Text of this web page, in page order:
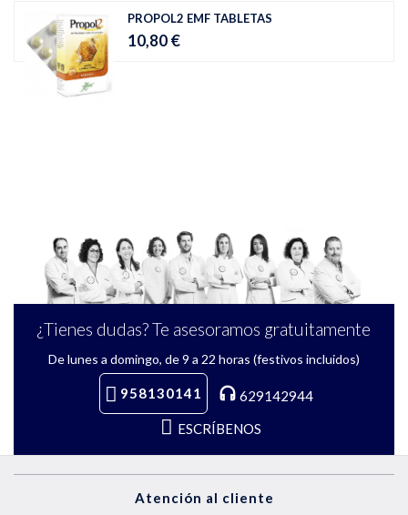
PROPOL2 EMF TABLETAS
10,80 €
¿Tienes dudas? Te asesoramos gratuitamente
De lunes a domingo, de 9 a 22 horas (festivos incluidos)
958130141
629142944
ESCRÍBENOS
Atención al cliente